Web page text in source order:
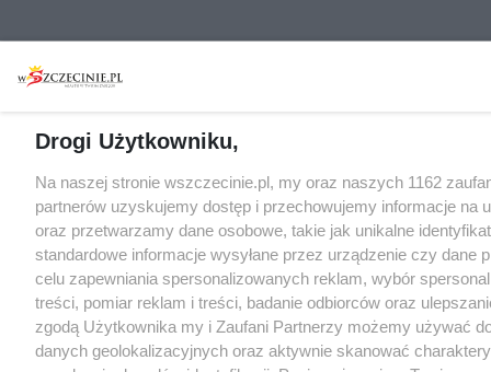
Drogi Użytkowniku,
Na naszej stronie wszczecinie.pl, my oraz naszych 1162
partnerów uzyskujemy dostęp i przechowujemy informacje na
oraz przetwarzamy dane osobowe, takie jak unikalne
standardowe informacje wysyłane przez urządzenie czy dane
celu zapewniania spersonalizowanych reklam, wybór
treści, pomiar reklam i treści, badanie odbiorców oraz
zgodą Użytkownika my i Zaufani Partnerzy możemy używać
danych geolokalizacyjnych oraz aktywnie skanować